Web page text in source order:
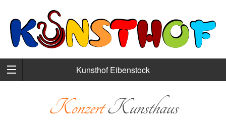
Kunsthof Eibenstock
KonzertKunsthaus